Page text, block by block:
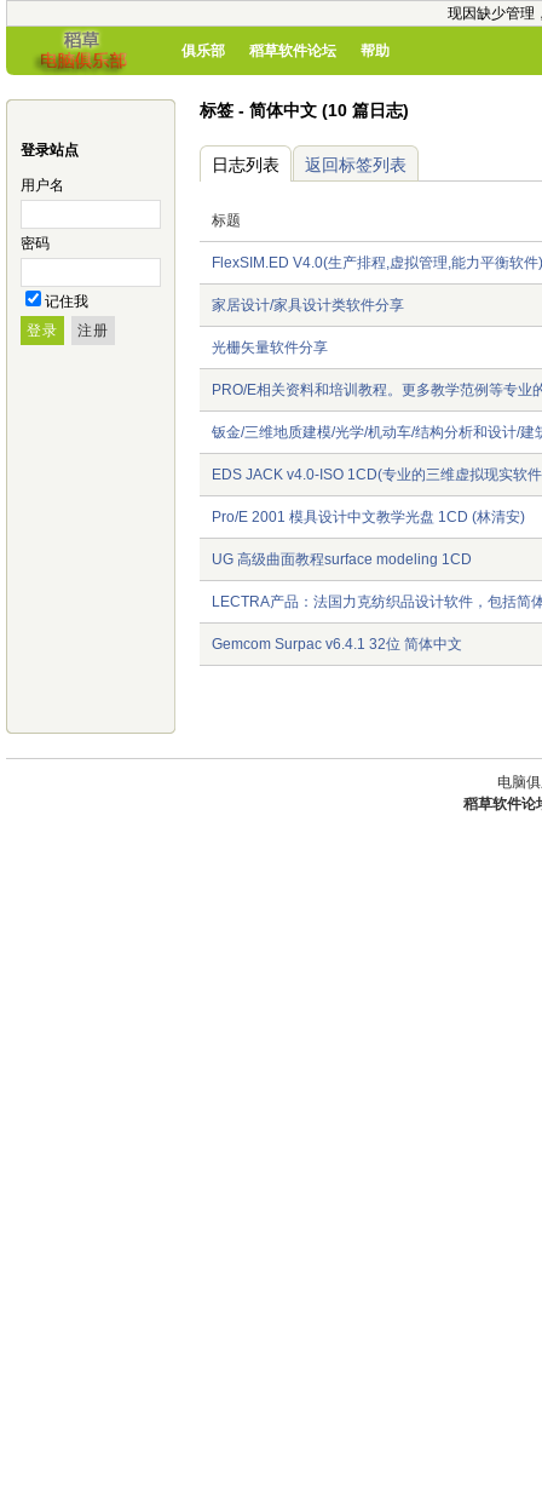
现因缺少管理
俱乐部 稻草软件论坛 帮助
登录站点
用户名
密码
记住我
标签 - 简体中文 (10 篇日志)
日志列表 返回标签列表
标题
FlexSIM.ED V4.0(生产排程,虚拟管理,能力平衡软
家居设计/家具设计类软件分享
光栅矢量软件分享
PRO/E相关资料和培训教程。更多教学范例等专业
钣金/三维地质建模/光学/机动车/结构分析和设计/
EDS JACK v4.0-ISO 1CD(专业的三维虚拟现实软
Pro/E 2001 模具设计中文教学光盘 1CD (林清安)
UG 高级曲面教程surface modeling 1CD
LECTRA产品：法国力克纺织品设计软件，包括简
Gemcom Surpac v6.4.1 32位 简体中文
电脑
稻草软件论